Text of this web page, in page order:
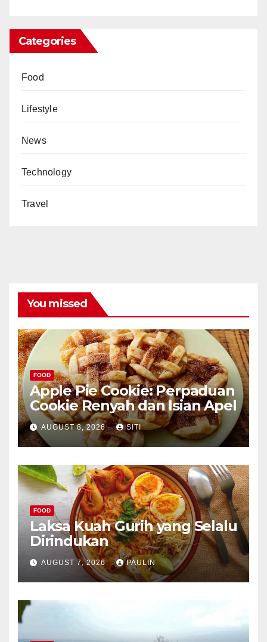
Categories
Food
Lifestyle
News
Technology
Travel
You missed
FOOD
Apple Pie Cookie: Perpaduan
Cookie Renyah dan Isian Apel
AUGUST 8, 2026 SITI
FOOD
Laksa Kuah Gurih yang Selalu
Dirindukan
AUGUST 7, 2026 PAULIN